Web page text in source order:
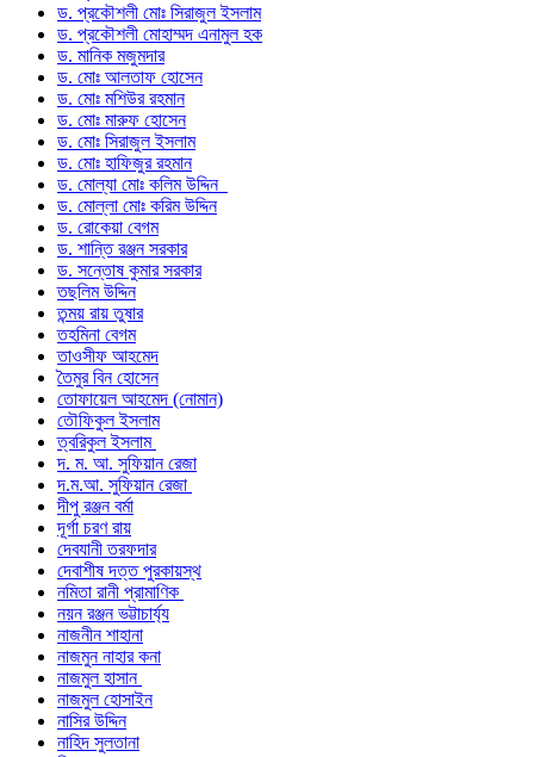
ড. প্রকৌশলী মোঃ সিরাজুল ইসলাম
ড. প্রকৌশলী মোহাম্মদ এনামুল হক
ড. মানিক মজুমদার
ড. মোঃ আলতাফ হোসেন
ড. মোঃ মশিউর রহমান
ড. মোঃ মারুফ হোসেন
ড. মোঃ সিরাজুল ইসলাম
ড. মোঃ হাফিজুর রহমান
ড. মোল্যা মোঃ কলিম উদ্দিন
ড. মোল্লা মোঃ করিম উদ্দিন
ড. রোকেয়া বেগম
ড. শান্তি রঞ্জন সরকার
ড. সন্তোষ কুমার সরকার
তছলিম উদ্দিন
তন্ময় রায় তুষার
তহমিনা বেগম
তাওসীফ আহমেদ
তৈমুর বিন হোসেন
তোফায়েল আহমেদ (নোমান)
তৌফিকুল ইসলাম
ত্বরিকুল ইসলাম
দ. ম. আ. সুফিয়ান রেজা
দ.ম.আ. সুফিয়ান রেজা
দীপু রঞ্জন বর্মা
দূর্গা চরণ রায়
দেবযানী তরফদার
দেবাশীষ দত্ত পুরকায়স্থ
নমিতা রানী প্রামাণিক
নয়ন রঞ্জন ভট্টাচার্য্য
নাজনীন শাহানা
নাজমুন নাহার কনা
নাজমুল হাসান
নাজমুল হোসাইন
নাসির উদ্দিন
নাহিদ সুলতানা